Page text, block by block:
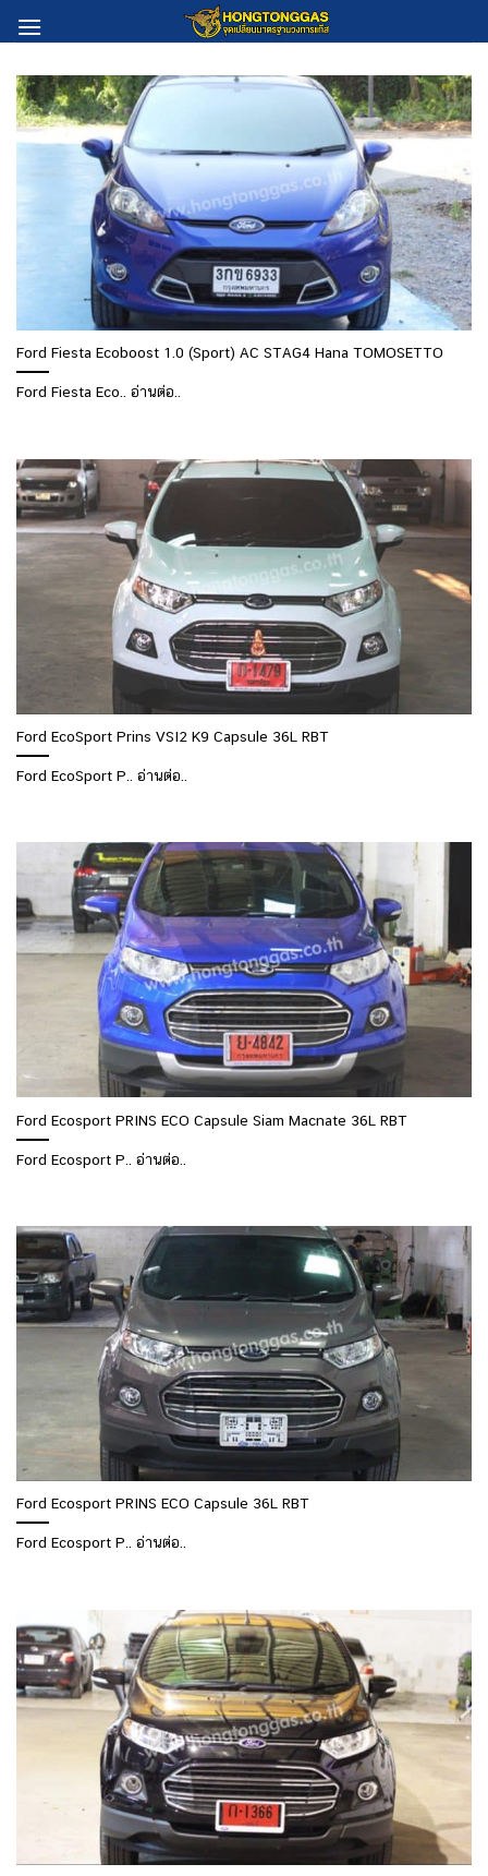
to
Ford Fiesta Ecoboost 1.0 (Sport) AC STAG4 Hana TOMOSETTO
Ford Fiesta Eco.. อ่านต่อ..
Ford EcoSport Prins VSI2 K9 Capsule 36L RBT
Ford EcoSport P.. อ่านต่อ..
Ford Ecosport PRINS ECO Capsule Siam Macnate 36L RBT
Ford Ecosport P.. อ่านต่อ..
Ford Ecosport PRINS ECO Capsule 36L RBT
Ford Ecosport P.. อ่านต่อ..